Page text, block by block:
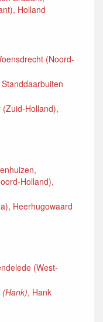
Holland
(Noord-
Holland),
Holland),
Heerhugowaard
(West-
(Hank), Hank